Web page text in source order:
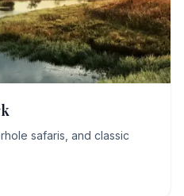
safaris, and classic